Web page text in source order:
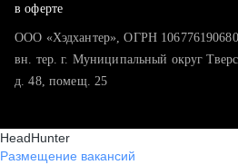
в оферте
ООО «Хэдхантер», ОГРН
вн. тер. г. Муниципальный округ
д. 48, помещ. 25
HeadHunter
Размещение вакансий